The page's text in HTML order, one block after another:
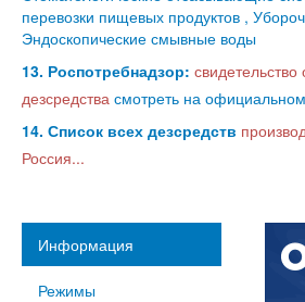
перевозки пищевых продуктов ,
Эндоскопические смывные воды
13. Роспотребнадзор: свидетельство
дезсредства смотреть на
14. Список всех дезсредств
Россия...
Информация
Режимы